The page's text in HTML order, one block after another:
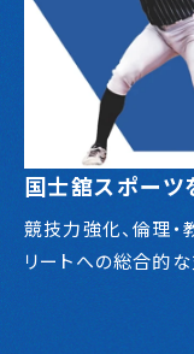
国士舘スポーツ
競技力強化、倫理・
リートへの総合的